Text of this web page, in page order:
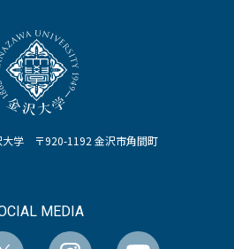
大学 〒920-1192 金沢市角間町
MEDIA